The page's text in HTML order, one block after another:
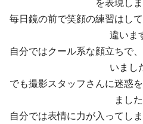
毎日鏡の前で笑顔の練習はし
違いま
自分ではクール系な顔立ちで
いまし
でも撮影スタッフさんに迷惑
ました
自分では表情に力が入ってし